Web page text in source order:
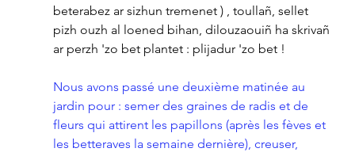
beterabez ar sizhun tremenet ) , toullañ, sellet
pizh ouzh al loened bihan, dilouzaouiñ ha skrivañ
ar perzh 'zo bet plantet : plijadur 'zo bet !
Nous avons passé une deuxième matinée au
jardin pour : semer des graines de radis et de
fleurs qui attirent les papillons (après les fèves et
les betteraves la semaine dernière), creuser,